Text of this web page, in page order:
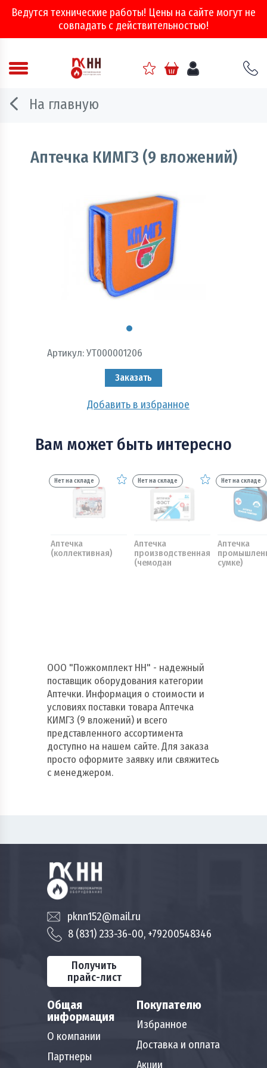
Ведутся технические работы! Цены на сайте могут не
совпадать с действительностью!
Аварийно - спасательное оборудование
Двери, ворота и люки противопожарные
Обеспечение эвакуации, знаки безопасности
Огнебиозащитные составы
Огнетушители
Пожарно - охранная сигнализация и системы
оповещения при пожаре
Средства защиты и безопасность труда
Стволы пожарные и водопенное оборудование
На главную
Аптечка КИМГЗ (9 вложений)
Артикул:УТ000001206
Заказать
Добавить в избранное
Вам может быть интересно
Нет на складе
Аптечка
(коллективная)
Нет на складе
Аптечка
производственная
(чемодан
Нет на складе
Аптечка
сумке)
ООО "Пожкомплект НН" - надежный
поставщик оборудования категории
Аптечки. Информация о стоимости и
условиях поставки товара Аптечка
КИМГЗ (9 вложений) и всего
представленного ассортимента
доступно на нашем сайте. Для заказа
просто оформите заявку или свяжитесь
с менеджером.
Общая
информация
О компании
Партнеры
Покупателю
Избранное
Доставка и оплата
Акции
pknn152@mail.ru
8 (831) 233-36-00, +79200548346
Получить
прайс-лист